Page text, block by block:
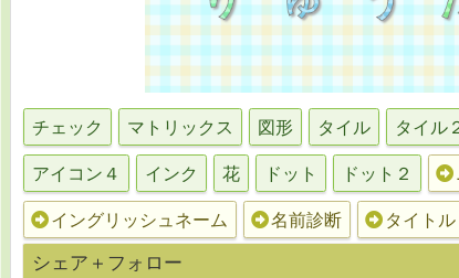
チェック マトリックス 図形 タイル タイル
アイコン４ インク 花 ドット ドット２
イングリッシュネーム 名前診断 タイトル
シェア＋フォロー